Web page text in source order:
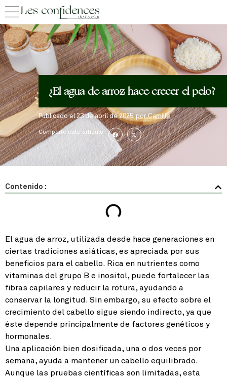
¿El agua de arroz hace crecer el pelo?
Publicado el23 de abril de 2025 porCamille
Comparte este artículo
Contenido :
El agua de arroz, utilizada desde hace generaciones en
ciertas tradiciones asiáticas, es apreciada por sus
beneficios para el cabello. Rica en nutrientes como
vitaminas del grupo B e inositol, puede fortalecer las
fibras capilares y reducir la rotura, ayudando a
conservar la longitud. Sin embargo, su efecto sobre el
crecimiento del cabello sigue siendo indirecto, ya que
éste depende principalmente de factores genéticos y
hormonales.
Una aplicación bien dosificada, una o dos veces por
semana, ayuda a mantener un cabello equilibrado.
Aunque las pruebas científicas son limitadas, esta